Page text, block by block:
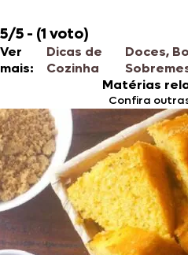
5/5 - (1 voto)
Ver
mais:
Dicas de
Cozinha
Doces,
Matérias
Confira